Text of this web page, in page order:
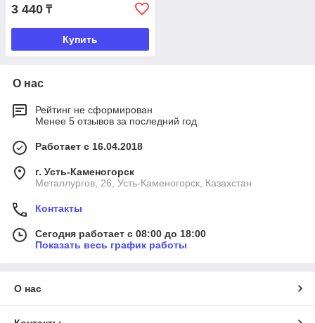
3 440 ₸
Купить
О нас
Рейтинг не сформирован
Менее 5 отзывов за последний год
Работает с 16.04.2018
г. Усть-Каменогорск
Металлургов, 26, Усть-Каменогорск, Казахстан
Контакты
Сегодня работает с 08:00 до 18:00
Показать весь график работы
О нас